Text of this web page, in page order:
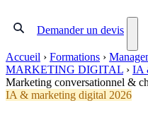
Demander un devis
Accueil › Formations ›
MARKETING DIGITAL › IA
Marketing conversationnel &
IA & marketing digital 2026